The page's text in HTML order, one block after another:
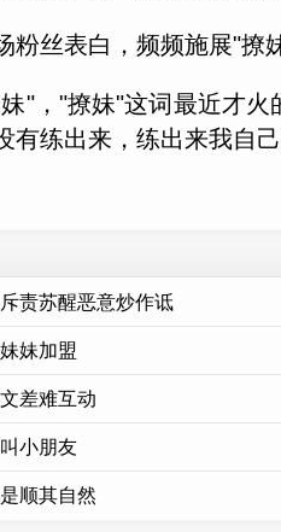
粉丝表白，频频施展"撩
"，"撩妹"这词最近才
有练出来，练出来我自
责苏醒恶意炒作诋
妹加盟
差难互动
小朋友
顺其自然